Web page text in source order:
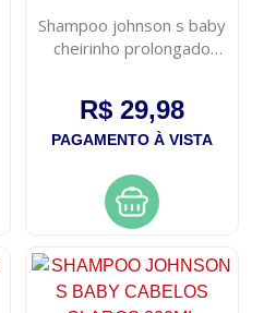
Shampoo johnson s baby
cheirinho prolongado
R$ 29,98
PAGAMENTO À VISTA